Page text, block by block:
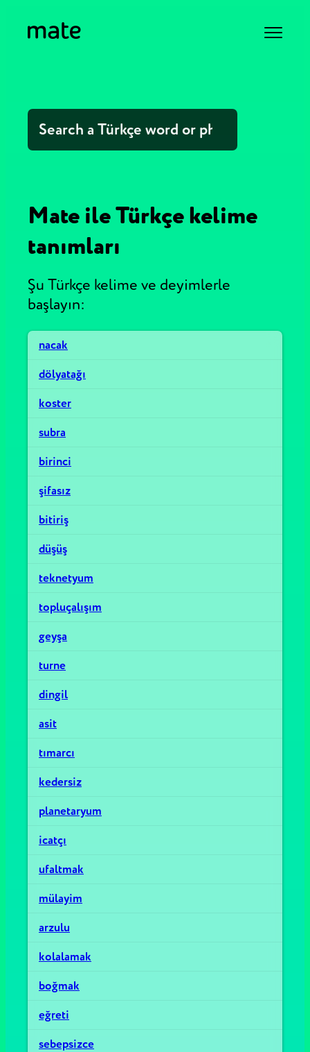
Mate ile Türkçe kelime
tanımları
Şu Türkçe kelime ve deyimlerle
başlayın:
nacak
dölyatağı
koster
subra
birinci
şifasız
bitiriş
düşüş
teknetyum
topluçalışım
geyşa
turne
dingil
asit
tımarcı
kedersiz
planetaryum
icatçı
ufaltmak
mülayim
arzulu
kolalamak
boğmak
eğreti
sebepsizce